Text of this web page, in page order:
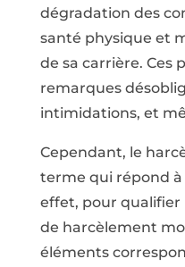
dégradation des
santé physique et
de sa carrière. Ces
remarques
intimidations, et
Cependant, le
terme qui répond à
effet, pour qualifier
de harcèlement
éléments